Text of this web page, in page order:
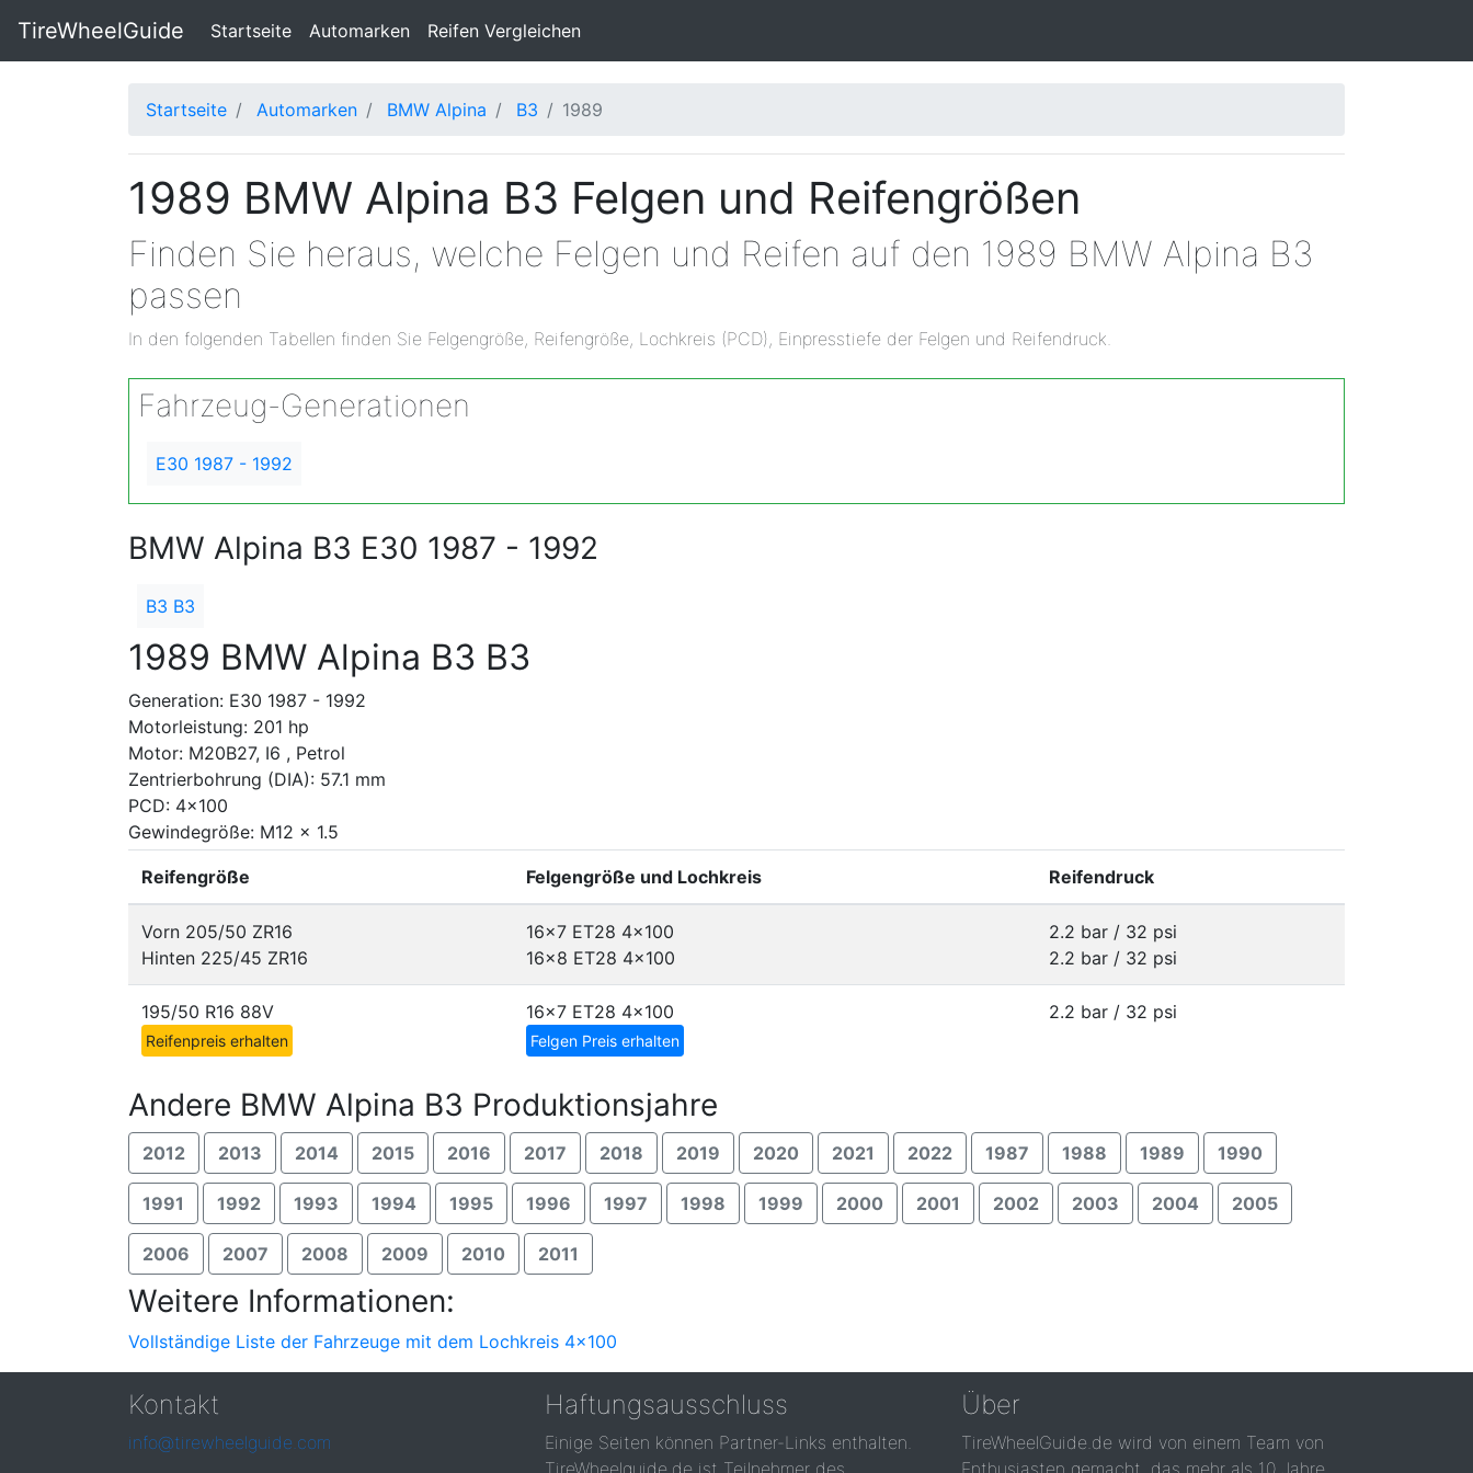
TireWheelGuide Startseite(current)
Automarken Reifen Vergleichen
Startseite Automarken BMW Alpina B3 1989
1989 BMW Alpina B3 Felgen und Reifengrößen
Finden Sie heraus, welche Felgen und Reifen auf den 1989 BMW Alpina B3
passen
In den folgenden Tabellen finden Sie Felgengröße, Reifengröße, Lochkreis (PCD), Einpresstiefe der Felgen und Reifendruck.
Fahrzeug-Generationen
E30 1987 - 1992
BMW Alpina B3 E30 1987 - 1992
B3 B3
1989 BMW Alpina B3 B3
Generation: E30 1987 - 1992
Motorleistung: 201 hp
Motor: M20B27, I6 , Petrol
Zentrierbohrung (DIA): 57.1 mm
PCD: 4x100
Gewindegröße: M12 x 1.5
Reifengröße Felgengröße und Lochkreis Reifendruck
Vorn 205/50 ZR16
Hinten 225/45 ZR16
16x7 ET28 4x100
16x8 ET28 4x100
2.2 bar / 32 psi
2.2 bar / 32 psi
195/50 R16 88V
Reifenpreis erhalten
16x7 ET28 4x100
Felgen Preis erhalten
2.2 bar / 32 psi
Andere BMW Alpina B3 Produktionsjahre
2012 2013 2014 2015 2016 2017 2018 2019 2020 2021 2022 1987 1988 1989 1990
1991 1992 1993 1994 1995 1996 1997 1998 1999 2000 2001 2002 2003 2004 2005
2006 2007 2008 2009 2010 2011
Weitere Informationen:
Vollständige Liste der Fahrzeuge mit dem Lochkreis 4x100
Kontakt
info@tirewheelguide.com
Haftungsausschluss
Einige Seiten können Partner-Links enthalten.
TireWheelguide.de ist Teilnehmer des
Über
TireWheelGuide.de wird von einem Team von
Enthusiasten gemacht, das mehr als 10 Jahre